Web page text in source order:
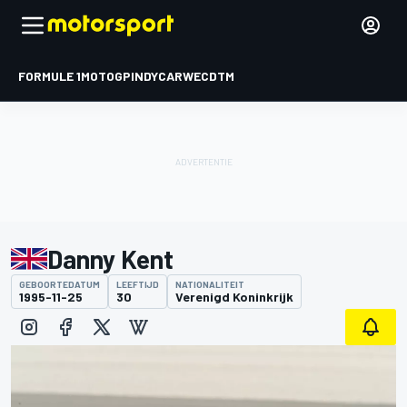
FORMULE 1MOTOGPINDYCARWECDTM
Danny Kent
GEBOORTEDATUM
1995-11-25
LEEFTIJD
30
NATIONALITEIT
Verenigd Koninkrijk